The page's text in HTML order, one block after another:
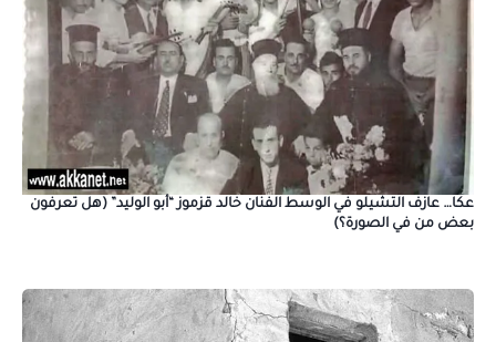
عكا… عازف التشيلو في الوسط الفنان خالد قزموز “أبو الوليد” (هل تعرفون
بعض من في الصورة؟)